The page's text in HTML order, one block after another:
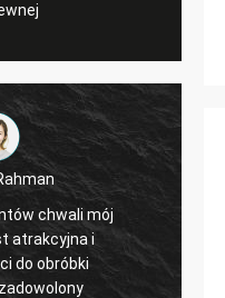
mnie dobrą robotę!
prześlemy Ci zdjęcia. Wielkie dzięki.